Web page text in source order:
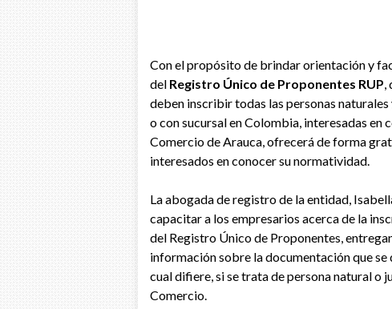
Con el propósito de brindar orientación y
del Registro Único de Proponentes RUP,
deben inscribir todas las personas
o con sucursal en Colombia, interesadas
Comercio de Arauca, ofrecerá de forma
interesados en conocer su normatividad.
La abogada de registro de la entidad,
capacitar a los empresarios acerca de la
del Registro Único de Proponentes,
información sobre la documentación que
cual difiere, si se trata de persona natural o
Comercio.